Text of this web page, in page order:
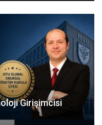
Girişimcisi